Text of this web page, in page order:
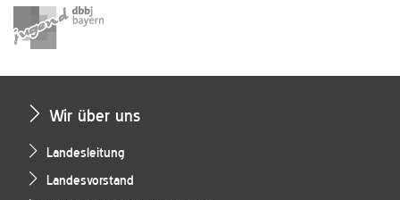
Wir über uns
Landesleitung
Landesvorstand